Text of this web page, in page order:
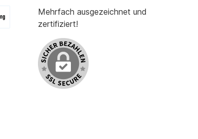
Mehrfach ausgezeichnet und
zertifiziert!